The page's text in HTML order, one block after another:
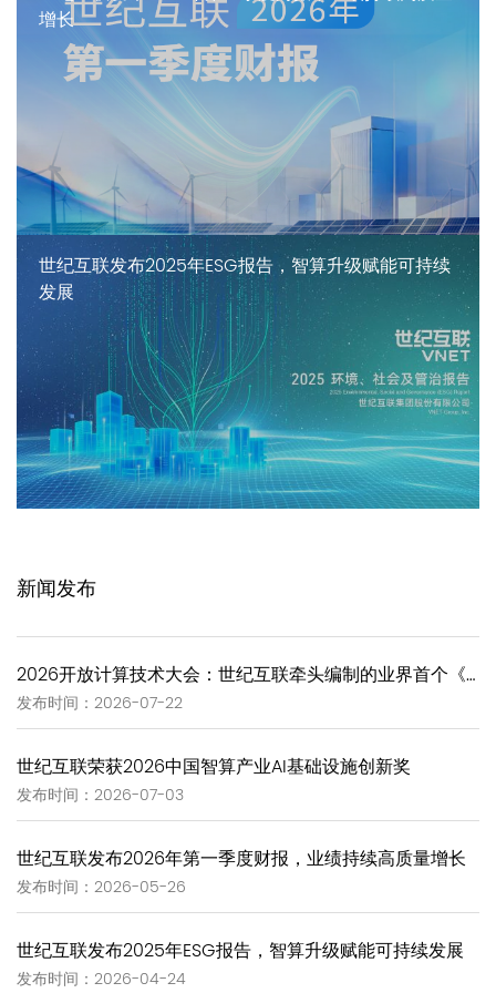
增长
世纪互联发布2025年ESG报告，智算升级赋能可持续
发展
新闻发布
发布时间：2026-07-22
世纪互联荣获2026中国智算产业AI基础设施创新奖
发布时间：2026-07-03
世纪互联发布2026年第一季度财报，业绩持续高质量增长
发布时间：2026-05-26
世纪互联发布2025年ESG报告，智算升级赋能可持续发展
发布时间：2026-04-24